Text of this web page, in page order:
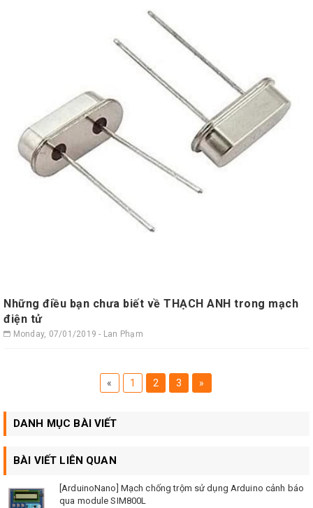
Những điều bạn chưa biết về THẠCH ANH trong mạch
điện tử
Monday, 07/01/2019 - Lan Phạm
« 1 2 3 »
DANH MỤC BÀI VIẾT
BÀI VIẾT LIÊN QUAN
[ArduinoNano] Mạch chống trộm sử dụng Arduino cảnh báo
qua module SIM800L